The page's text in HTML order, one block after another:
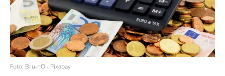
Foto: Bru-nO - Pixabay